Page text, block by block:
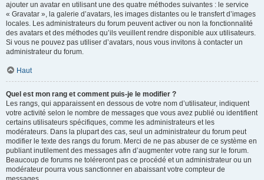
ajouter un avatar en utilisant une des quatre méthodes suivantes : le service
« Gravatar », la galerie d’avatars, les images distantes ou le transfert d’images
locales. Les administrateurs du forum peuvent activer ou non la fonctionnalité
des avatars et des méthodes qu’ils veuillent rendre disponible aux utilisateurs.
Si vous ne pouvez pas utiliser d’avatars, nous vous invitons à contacter un
administrateur du forum.
Haut
Quel est mon rang et comment puis-je le modifier ?
Les rangs, qui apparaissent en dessous de votre nom d’utilisateur, indiquent
votre activité selon le nombre de messages que vous avez publié ou identifient
certains utilisateurs spécifiques, comme les administrateurs et les
modérateurs. Dans la plupart des cas, seul un administrateur du forum peut
modifier le texte des rangs du forum. Merci de ne pas abuser de ce système en
publiant inutilement des messages afin d’augmenter votre rang sur le forum.
Beaucoup de forums ne toléreront pas ce procédé et un administrateur ou un
modérateur pourra vous sanctionner en abaissant votre compteur de